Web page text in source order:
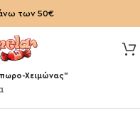
των 50€
Χειμώνας”